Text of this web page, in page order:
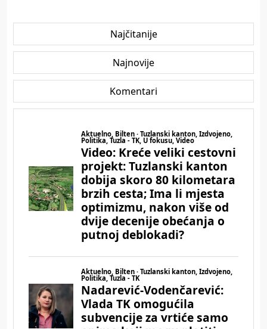
Najčitanije
Najnovije
Komentari